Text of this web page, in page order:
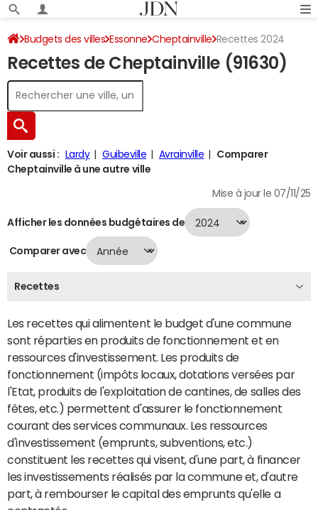
Budgets des villes Essonne Cheptainville Recettes 2024
Recettes de Cheptainville (91630)
Voir aussi : Lardy Guibeville Avrainville
Comparer
Cheptainville à une autre ville
Mise à jour le 07/11/25
Afficher les données budgétaires de
Comparer avec
Recettes
Les recettes qui alimentent le budget d'une commune
sont réparties en produits de fonctionnement et en
ressources d'investissement. Les produits de
fonctionnement (impôts locaux, dotations versées par
l'Etat, produits de l'exploitation de cantines, de salles des
fêtes, etc.) permettent d'assurer le fonctionnement
courant des services communaux. Les ressources
d'investissement (emprunts, subventions, etc.)
constituent les recettes qui visent, d'une part, à financer
les investissements réalisés par la commune et, d'autre
part, à rembourser le capital des emprunts qu'elle a